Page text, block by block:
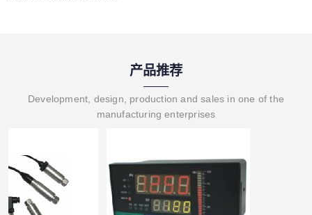
产品推荐
Development, design, production and sales in one of the
manufacturing enterprises